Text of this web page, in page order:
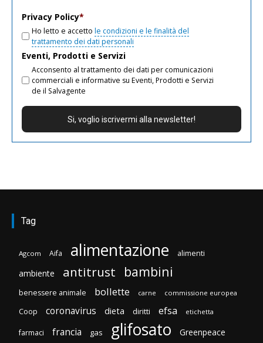
Privacy Policy*
Ho letto e accetto le condizioni e le finalità del
trattamento dei dati personali
Eventi, Prodotti e Servizi
Acconsento al trattamento dei dati per comunicazioni
commerciali e informative su Eventi, Prodotti e Servizi
de il Salvagente
Tag
Agcom Aifa alimentazione alimenti
ambiente antitrust bambini
benessere animale bollette carne commissione europea
Coop coronavirus dieta diritti efsa etichetta
farmaci francia gas glifosato Greenpeace